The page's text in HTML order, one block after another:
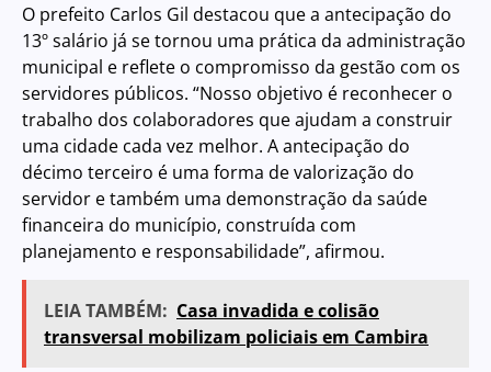
O prefeito Carlos Gil destacou que a antecipação do
13º salário já se tornou uma prática da administração
municipal e reflete o compromisso da gestão com os
servidores públicos. “Nosso objetivo é reconhecer o
trabalho dos colaboradores que ajudam a construir
uma cidade cada vez melhor. A antecipação do
décimo terceiro é uma forma de valorização do
servidor e também uma demonstração da saúde
financeira do município, construída com
planejamento e responsabilidade”, afirmou.
LEIA TAMBÉM: Casa invadida e colisão
transversal mobilizam policiais em Cambira